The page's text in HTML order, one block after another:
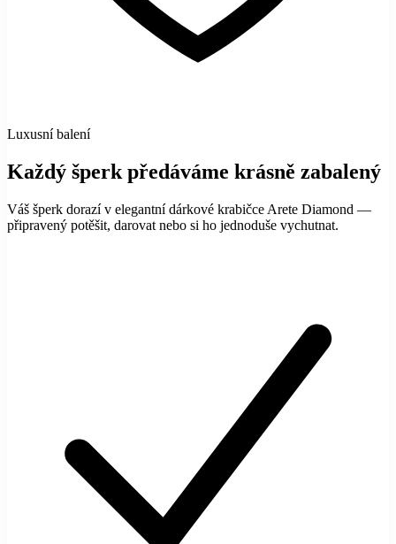
Luxusní balení
Každý šperk předáváme krásně zabalený
Váš šperk dorazí v elegantní dárkové krabičce Arete Diamond —
připravený potěšit, darovat nebo si ho jednoduše vychutnat.